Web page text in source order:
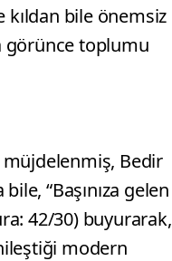
bile önemsiz
görünce toplumu
müjdelenmiş, Bedir
“Başınıza gelen
42/30) buyurarak,
modern